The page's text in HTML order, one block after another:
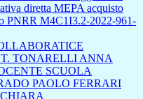
diretta MEPA acquisto
PNRR M4C1I3.2-2022-961-
TONARELLI ANNA
SCUOLA
PAOLO FERRARI